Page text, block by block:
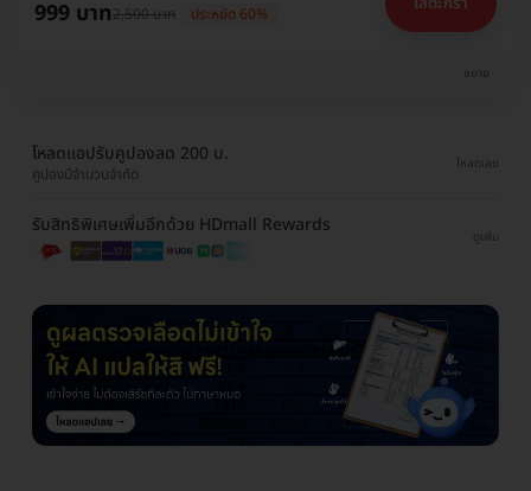
999 บาท2,500 บาท ประหยัด 60%
ขยาย
โหลดแอปรับคูปองลด 200 บ.
คูปองมีจำนวนจำกัด
โหลดเลย
รับสิทธิพิเศษเพิ่มอีกด้วย HDmall Rewards
ดูเพิ่ม